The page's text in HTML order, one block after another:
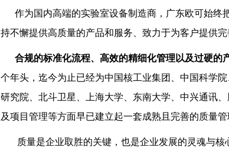
作为国内高端的实验室设备制造商，广东欧可始终
持不懈提供高质量的产品和服务、致力于为客户提供完
合规的标准化流程、高效的精细化管理以及过硬的
个年头，迄今为止已经为中国核工业集团、中国科学院
研究院、北斗卫星、
上海大学、东南大学、中兴通讯、
及项目管理等方面早已建立起一套成熟且完善的质量
质量是企业取胜的关键，也是企业发展的灵魂与核